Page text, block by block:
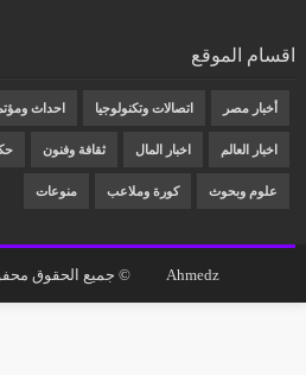
اقسام الموقع
أخبار مصر اتصالات وتكنولوجيا احداث
اخبار العالم اخبار المال ثقافة وفنون
علوم وبحوث كورة وملاعب منوعات
Ahmedz © جميع الحقوق